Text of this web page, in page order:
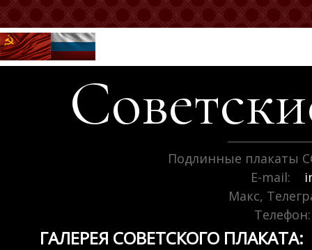
Подлинные плакаты
E-mail:
Макс,
Телефон:
ГАЛЕРЕЯ СОВЕТСКОГО ПЛАКАТА: